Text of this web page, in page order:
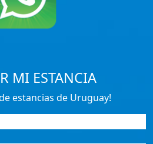
MI ESTANCIA
estancias de Uruguay!